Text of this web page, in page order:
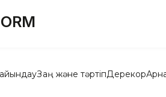
Заң және тәртіпДерекқор